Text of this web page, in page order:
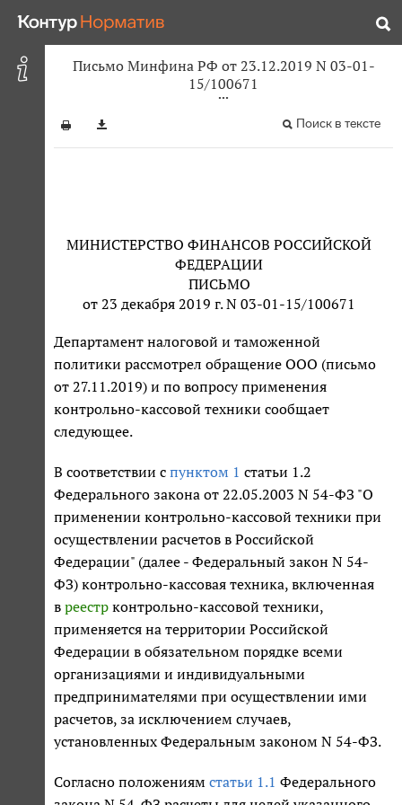
Письмо Минфина РФ от 23.12.2019 N 03-01-
15/100671
Поиск в тексте
МИНИСТЕРСТВО ФИНАНСОВ РОССИЙСКОЙ
ФЕДЕРАЦИИ
ПИСЬМО
от 23 декабря 2019 г. N 03-01-15/100671
Департамент налоговой и таможенной
политики рассмотрел обращение ООО (письмо
от 27.11.2019) и по вопросу применения
контрольно-кассовой техники сообщает
следующее.
В соответствии с пунктом 1 статьи 1.2
Федерального закона от 22.05.2003 N 54-ФЗ "О
применении контрольно-кассовой техники при
осуществлении расчетов в Российской
Федерации" (далее - Федеральный закон N 54-
ФЗ) контрольно-кассовая техника, включенная
в реестр контрольно-кассовой техники,
применяется на территории Российской
Федерации в обязательном порядке всеми
организациями и индивидуальными
предпринимателями при осуществлении ими
расчетов, за исключением случаев,
установленных Федеральным законом N 54-ФЗ.
Согласно положениям статьи 1.1 Федерального